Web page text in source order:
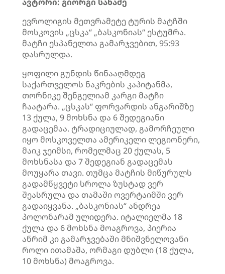
ევროლიგის მეთვრამეტე ტურის მატჩში
მოსკოვის „ცსკა“ „ბასკონიას“ ესტუმრა.
მატჩი ესპანელთა გამარჯვებით, 95:93
დასრულდა.
ყოფილი გუნდის წინააღმდეგ
საქართველოს ნაკრების კაპიტანმა,
თორნიკე შენგელიამ კარგი მატჩი
ჩაატარა. „ცსკას“ ფორვარდის ანგარიშზე
13 ქულა, 9 მოხსნა და 6 შედეგიანი
გადაცემაა. ტრადიციულად, გამორჩეული
იყო მოსკოველთა ამერიკელი ლეგიონერი,
მაიკ ჯეიმსი, რომელმაც 20 ქულას, 5
მოხსნასა და 7 შედეგიან გადაცემას
მოუყარა თავი. თუმცა მატჩის მიწურულს
გადამწყვეტი სროლა ზუსტად ვერ
შეასრულა და თამაში ოვერტაიმში ვერ
გადაიყვანა. „ბასკონიას“ ანდრეა
პოლონარამ ულიდერა. იტალიელმა 18
ქულა და 6 მოხსნა მოაგროვა, პიერია
ანრიმ კი გამარჯვებაში მნიშვნელოვანი
როლი ითამაშა, ორმაგი დუბლი (18 ქულა,
10 მოხსნა) მოაგროვა.